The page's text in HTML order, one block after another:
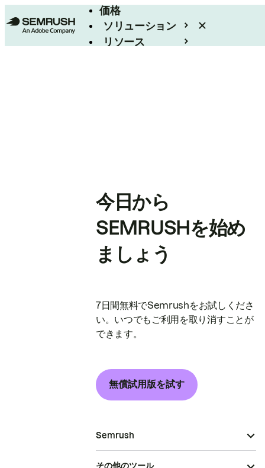
価格
ソリューション
リソース
今日から
SEMRUSHを始め
ましょう
7日間無料でSemrushをお試しくださ
い。いつでもご利用を取り消すことが
できます。
無償試用版を試す
Semrush
その他のツール